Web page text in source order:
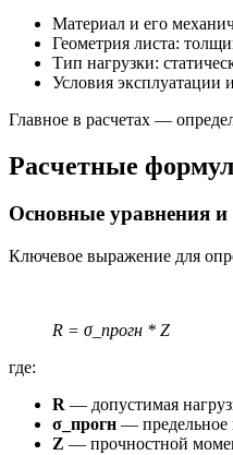
Материал и его
Геометрия листа:
Тип нагрузки:
Условия эксплуатации
Главное в расчетах —
Расчетные
Основные уравнения
Ключевое выражение для
R = σ_прогн * Z
где:
R — допустимая
σ_прогн — предельное
Z — прочностной